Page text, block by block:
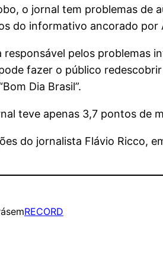
o jornal tem problemas de
do informativo ancorado por
responsável pelos problemas
fazer o público
Dia Brasil”.
teve apenas 3,7 pontos de
do jornalista Flávio Ricco,
emRECORD